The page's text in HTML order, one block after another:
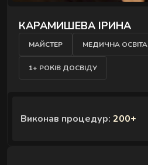
КАРАМИШЕВА ІРИНА
МАЙСТЕР МЕДИЧНА ОСВІТА
1+ РОКІВ ДОСВІДУ
Виконав процедур: 200+